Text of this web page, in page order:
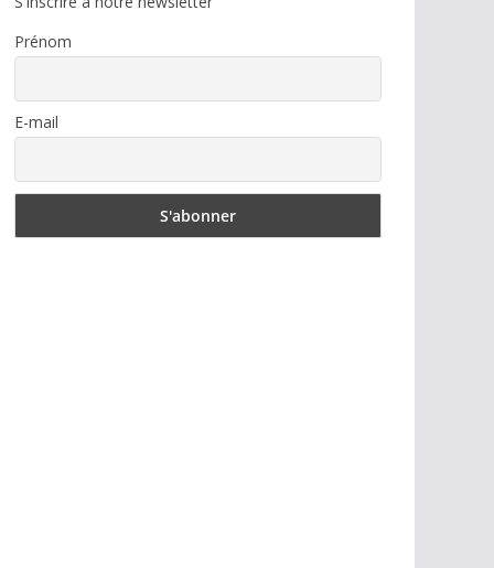
Prénom
E-mail